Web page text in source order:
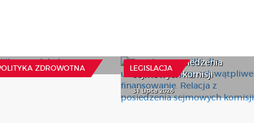
ZDROWOTNA
22 Lipca 2026 LEGISLACJA
Relacja z posiedzenia
sejmowych komisji
31 Lipca 2026